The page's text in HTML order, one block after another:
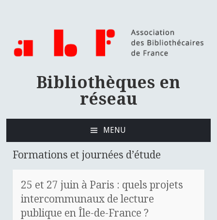
Bibliothèques en
réseau
MENU
CONTENU
Formations et journées d’étude
25 et 27 juin à Paris : quels projets
intercommunaux de lecture
publique en Île-de-France ?